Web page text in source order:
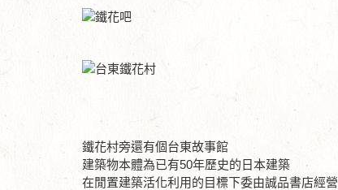
鐵花村旁還有個台東故事館
建築物本體為已有50年歷史的日本建築
在閒置建築活化利用的目標下委由誠品書店經營